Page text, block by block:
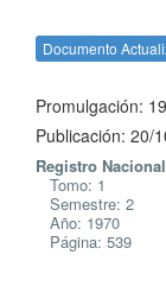
Documento
Promulgación:
Publicación: 20/
Registro
Tomo: 1
Semestre: 2
Año: 1970
Página: 539